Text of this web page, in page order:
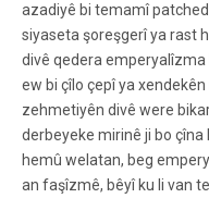
azadiyê bi temamî
siyaseta şoreşgerî ya rast
divê qedera
ew bi çîlo çepî ya
zehmetiyên divê were
derbeyeke mirinê ji bo
hemû welatan, beg
an faşîzmê, bêyî ku li van